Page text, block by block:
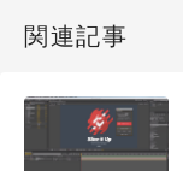
関連記事